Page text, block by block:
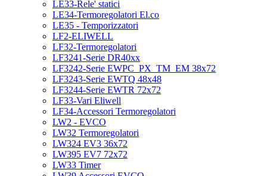
LE33-Rele' statici
LE34-Termoregolatori El.co
LE35 - Temporizzatori
LF2-ELIWELL
LF32-Termoregolatori
LF3241-Serie DR40xx
LF3242-Serie EWPC_PX_TM_EM 38x72
LF3243-Serie EWTQ 48x48
LF3244-Serie EWTR 72x72
LF33-Vari Eliwell
LF34-Accessori Termoregolatori
LW2 - EVCO
LW32 Termoregolatori
LW324 EV3 36x72
LW395 EV7 72x72
LW33 Timer